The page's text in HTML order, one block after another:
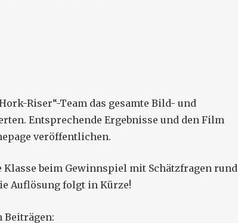
Riser“-Team das gesamte Bild- und
Entsprechende Ergebnisse und den Film
veröffentlichen.
beim Gewinnspiel mit Schätzfragen rund
Auflösung folgt in Kürze!
Beiträgen: